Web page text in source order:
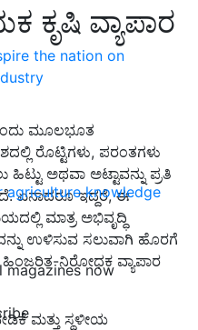
the nation on
agriculture knowledge
magazines now
ಕೃಷಿ ವ್ಯಾಪಾರ
ಮೂಲಭೂತ
ರೊಟ್ಟಿಗಳು, ಪರಂತಗಳು
ಹಿಟ್ಟು ಅಥವಾ ಅಟ್ಟಾವನ್ನು ಪ್ರತಿ
ಏನಾದರೂ ಇದ್ದರೆ,ಈ
ಮಾತ್ರ ಅಭಿವೃದ್ಧಿ
ಉಳಿಸುವ ಸಲುವಾಗಿ ಹೊರಗೆ
ಹಿಂಜರಿತ-ನಿರೋಧಕ ವ್ಯಾಪಾರ
ಮತ್ತು ಸ್ಥಳೀಯ